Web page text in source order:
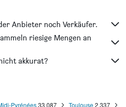
Anbieter noch Verkäufer.
riesige Mengen an
akkurat?
Pyrénées 33.087 Toulouse 2.337